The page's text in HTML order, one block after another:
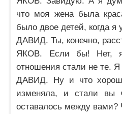
что моя жена была
было двое детей, когда
ДАВИД. Ты, конечно,
ЯКОВ. Если бы! Нет,
отношения стали не те.
ДАВИД. Ну и что
изменяла, и стали вы
оставалось между вами?